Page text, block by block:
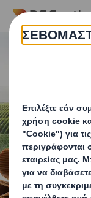
Skip to main